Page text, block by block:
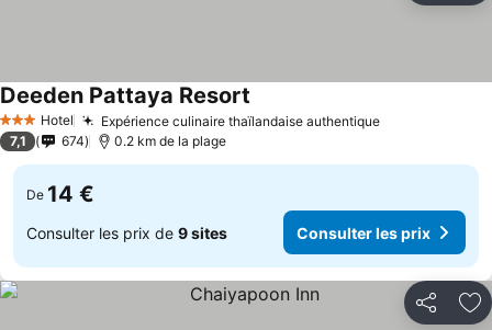
3 ÉtoilesHotel Expérience culinaire thaïlandaise authentique
Deeden Pattaya Resort
7,1 674 0.2 km de la plage
De 14 €
Consulter les prix de 9 sites Consulter les prix
Partager